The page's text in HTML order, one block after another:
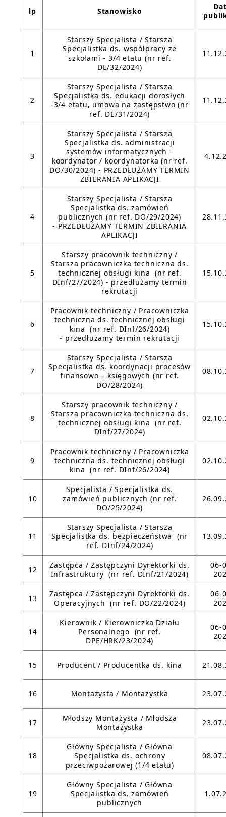
lp Stanowisko
1
Starszy Specjalista / Starsza
Specjalistka ds. współpracy ze
szkołami - 3/4 etatu (nr ref.
DE/32/2024)
2
Starszy Specjalista / Starsza
Specjalistka ds. edukacji dorosłych
-3/4 etatu, umowa na zastępstwo (nr
ref. DE/31/2024)
3
Starszy Specjalista / Starsza
Specjalistka ds. administracji
systemów informatycznych –
koordynator / koordynatorka (nr ref.
DO/30/2024) - PRZEDŁUŻAMY TERMIN
ZBIERANIA APLIKACJI
4
Starszy Specjalista / Starsza
Specjalistka ds. zamówień
publicznych (nr ref. DO/29/2024)
- PRZEDŁUŻAMY TERMIN ZBIERANIA
APLIKACJI
5
Starszy pracownik techniczny /
Starsza pracowniczka techniczna ds.
technicznej obsługi kina (nr ref.
DInf/27/2024) - przedłużamy termin
rekrutacji
6
Pracownik techniczny / Pracowniczka
techniczna ds. technicznej obsługi
kina (nr ref. DInf/26/2024)
- przedłużamy termin rekrutacji
7
Starszy Specjalista / Starsza
Specjalistka ds. koordynacji procesów
finansowo – księgowych (nr ref.
DO/28/2024)
8
Starszy pracownik techniczny /
Starsza pracowniczka techniczna ds.
technicznej obsługi kina (nr ref.
DInf/27/2024)
9
Pracownik techniczny / Pracowniczka
techniczna ds. technicznej obsługi
kina (nr ref. DInf/26/2024)
10
Specjalista / Specjalistka ds.
zamówień publicznych (nr ref.
DO/25/2024)
11
Starszy Specjalista / Starsza
Specjalistka ds. bezpieczeństwa (nr
ref. DInf/24/2024)
12
Zastępca / Zastępczyni Dyrektorki ds.
Infrastruktury (nr ref. DInf/21/2024)
06-
13
Zastępca / Zastępczyni Dyrektorki ds.
Operacyjnych (nr ref. DO/22/2024)
06-
14
Kierownik / Kierowniczka Działu
Personalnego (nr ref.
DPE/HRK/23/2024)
06-
15 Producent / Producentka ds. kina
16 Montażysta / Montażystka
17
Młodszy Montażysta / Młodsza
Montażystka
18
Główny Specjalista / Główna
Specjalistka ds. ochrony
przeciwpożarowej (1/4 etatu)
19
Główny Specjalista / Główna
Specjalistka ds. zamówień
publicznych